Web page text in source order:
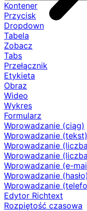
Kontener
Przycisk
Dropdown
Tabela
Zobacz
Tabs
Przełącznik
Etykieta
Obraz
Wideo
Wykres
Formularz
Wprowadzanie (ciąg)
Wprowadzanie (tekst)
Wprowadzanie
Wprowadzanie
Wprowadzanie (e-
Wprowadzanie (hasło)
Wprowadzanie
Edytor Richtext
Rozpiętość czasowa